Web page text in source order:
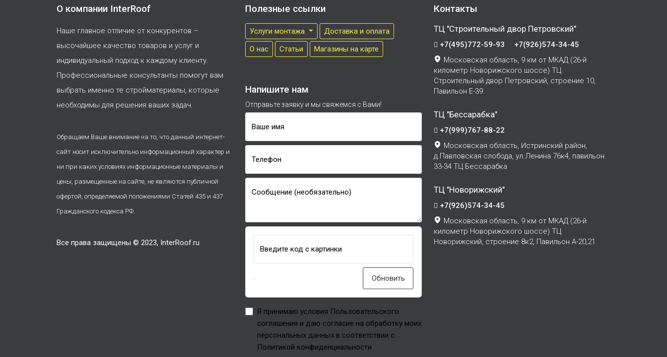
О компании InterRoof
Наше главное отличие от конкурентов –
высочайшее качество товаров и услуг и
индивидуальный подход к каждому клиенту.
Профессиональные консультанты помогут вам
выбрать именно те стройматериалы, которые
необходимы для решения ваших задач.
Обращаем Ваше внимание на то, что данный интернет-
сайт носит исключительно информационный характер и
ни при каких условиях информационные материалы и
цены, размещенные на сайте, не являются публичной
офертой, определяемой положениями Статей 435 и 437
Гражданского кодекса РФ.
Все права защищены © 2023, InterRoof.ru
Полезные ссылки
Услуги монтажа
Доставка и оплата
О нас
Cтатьи Магазины на карте
Напишите нам
Отправьте заявку и мы свяжемся с Вами!
Ваше имя
Телефон
Сообщение (необязательно)
Введите код с картинки
Обновить
Я принимаю условия Пользовательского
соглашения и даю согласие на обработку моих
персональных данных в соответствии с
Политикой конфиденциальности
Контакты
ТЦ "Строительный двор Петровский"
+7(495)772-59-93
+7(926)574-34-45
Московская область, 9 км от МКАД (26-й
километр Новорижского шоссе) ТЦ
Строительный двор Петровский, строение 10,
Павильон Е-39.
ТЦ "Бессарабка"
+7(999)767-88-22
Московская область, Истринский район,
д.Павловская слобода, ул.Ленина 76к4, павильон
33-34 ТЦ Бессарабка
ТЦ "Новорижский"
+7(926)574-34-45
Московская область, 9 км от МКАД (26-й
километр Новорижского шоссе) ТЦ
Новорижский, строение 8к2, Павильон А-20,21